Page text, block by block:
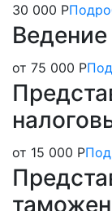
30 000 Р
от 75 000 Р
от 15 000 Р